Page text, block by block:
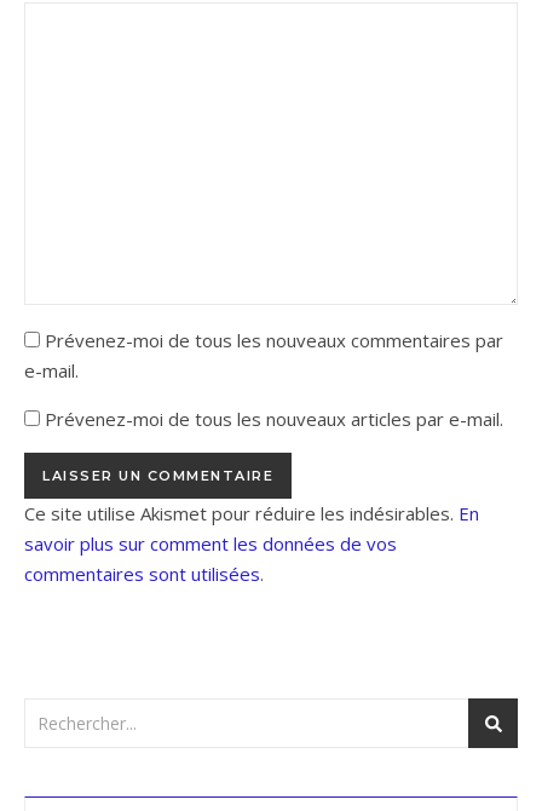
Prévenez-moi de tous les nouveaux commentaires par
e-mail.
Prévenez-moi de tous les nouveaux articles par e-mail.
Ce site utilise Akismet pour réduire les indésirables. En
savoir plus sur comment les données de vos
commentaires sont utilisées.